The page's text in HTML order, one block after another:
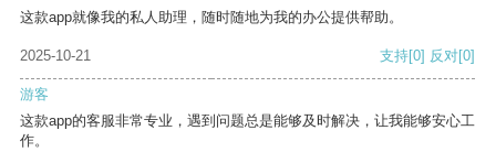
这款app就像我的私人助理，随时随地为我的办公提供帮助。
2025-10-21 支持[0] 反对[0]
游客
这款app的客服非常专业，遇到问题总是能够及时解决，让我能够安心工
作。